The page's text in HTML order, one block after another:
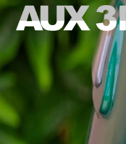
Panneau de gestion des cookies